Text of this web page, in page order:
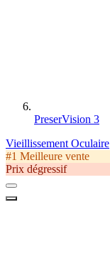
PreserVision 3
Vieillissement Oculaire
#1 Meilleure vente
Prix dégressif